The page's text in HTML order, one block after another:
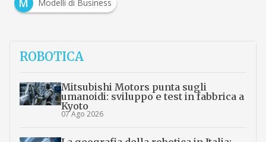
Modelli di Business
ROBOTICA
Mitsubishi Motors punta sugli
umanoidi: sviluppo e test in fabbrica a
Kyoto
07 Ago 2026